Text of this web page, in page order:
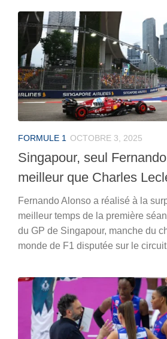
FORMULE 1 OCTOBRE 3, 2025
Singapour, seul
meilleur que Charles
Fernando Alonso a réalisé à la
meilleur temps de la première
du GP de Singapour, manche du
monde de F1 disputée sur le